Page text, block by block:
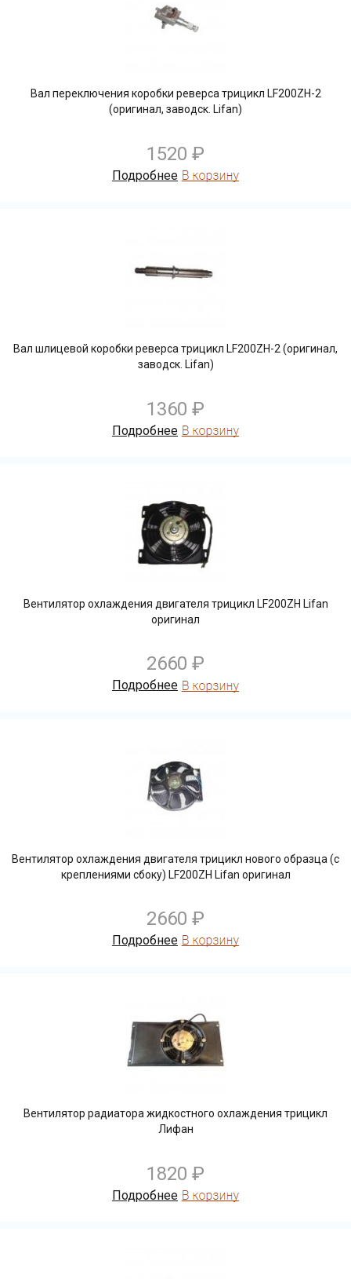
Вал переключения коробки реверса трицикл LF200ZH-2
(оригинал, заводск. Lifan)
1520 ₽
Подробнее
Вал шлицевой коробки реверса трицикл LF200ZH-2 (оригинал,
заводск. Lifan)
1360 ₽
Подробнее
Вентилятор охлаждения двигателя трицикл LF200ZH Lifan
оригинал
2660 ₽
Подробнее
Вентилятор охлаждения двигателя трицикл нового образца (с
креплениями сбоку) LF200ZH Lifan оригинал
2660 ₽
Подробнее
Вентилятор радиатора жидкостного охлаждения трицикл
Лифан
1820 ₽
Подробнее